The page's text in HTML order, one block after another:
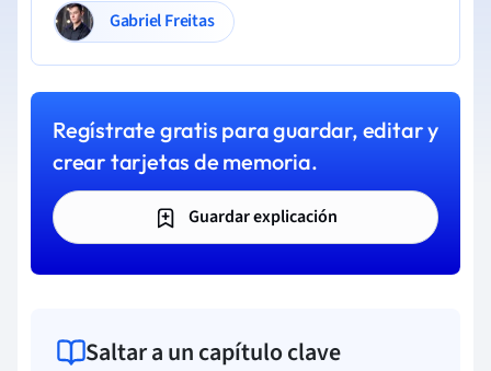
Gabriel Freitas
Regístrate gratis para guardar, editar y
crear tarjetas de memoria.
Guardar explicación
Saltar a un capítulo clave